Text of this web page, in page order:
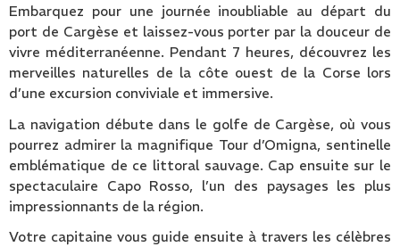
Embarquez pour une journée inoubliable au départ du
port de Cargèse et laissez-vous porter par la douceur de
vivre méditerranéenne. Pendant 7 heures, découvrez les
merveilles naturelles de la côte ouest de la Corse lors
d’une excursion conviviale et immersive.
La navigation débute dans le golfe de Cargèse, où vous
pourrez admirer la magnifique Tour d’Omigna, sentinelle
emblématique de ce littoral sauvage. Cap ensuite sur le
spectaculaire Capo Rosso, l’un des paysages les plus
impressionnants de la région.
Votre capitaine vous guide ensuite à travers les célèbres